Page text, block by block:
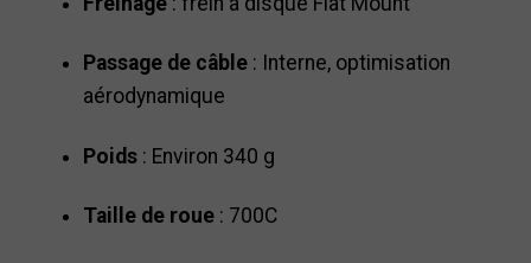
Passage de câble : Interne, optimisation
aérodynamique
Poids : Environ 340 g
Taille de roue : 700C